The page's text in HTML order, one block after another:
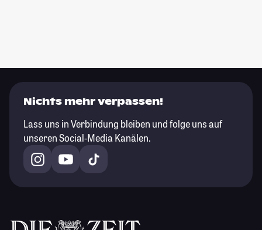
Nichts mehr verpassen!
Lass uns in Verbindung bleiben und folge uns auf
unseren Social-Media Kanälen.